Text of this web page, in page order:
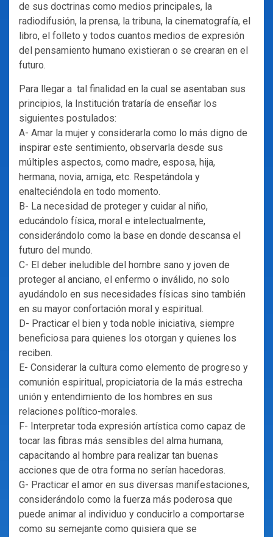
de sus doctrinas como medios principales, la
radiodifusión, la prensa, la tribuna, la cinematografía, el
libro, el folleto y todos cuantos medios de expresión
del pensamiento humano existieran o se crearan en el
futuro.
Para llegar a tal finalidad en la cual se asentaban sus
principios, la Institución trataría de enseñar los
siguientes postulados:
A- Amar la mujer y considerarla como lo más digno de
inspirar este sentimiento, observarla desde sus
múltiples aspectos, como madre, esposa, hija,
hermana, novia, amiga, etc. Respetándola y
enalteciéndola en todo momento.
B- La necesidad de proteger y cuidar al niño,
educándolo física, moral e intelectualmente,
considerándolo como la base en donde descansa el
futuro del mundo.
C- El deber ineludible del hombre sano y joven de
proteger al anciano, el enfermo o inválido, no solo
ayudándolo en sus necesidades físicas sino también
en su mayor confortación moral y espiritual.
D- Practicar el bien y toda noble iniciativa, siempre
beneficiosa para quienes los otorgan y quienes los
reciben.
E- Considerar la cultura como elemento de progreso y
comunión espiritual, propiciatoria de la más estrecha
unión y entendimiento de los hombres en sus
relaciones político-morales.
F- Interpretar toda expresión artística como capaz de
tocar las fibras más sensibles del alma humana,
capacitando al hombre para realizar tan buenas
acciones que de otra forma no serían hacedoras.
G- Practicar el amor en sus diversas manifestaciones,
considerándolo como la fuerza más poderosa que
puede animar al individuo y conducirlo a comportarse
como su semejante como quisiera que se